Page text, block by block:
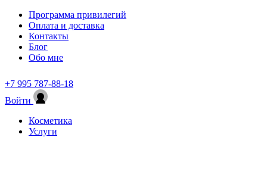
Программа привилегий
Оплата и доставка
Контакты
Блог
Обо мне
+7 995 787-88-18
Войти
Косметика
Услуги